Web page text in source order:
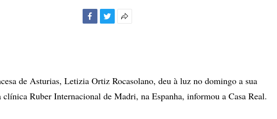
de Asturias, Letizia Ortiz Rocasolano, deu à luz no domingo a sua
clínica Ruber Internacional de Madri, na Espanha, informou a Casa Real.